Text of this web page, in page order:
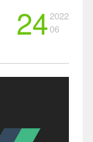
24 2022
06